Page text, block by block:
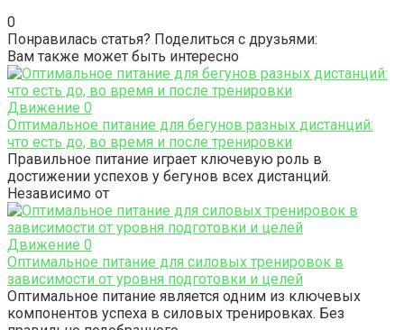
0
Понравилась статья? Поделиться с друзьями:
Вам также может быть интересно
Движение 0
Оптимальное питание для бегунов разных дистанций:
что есть до, во время и после тренировки
Правильное питание играет ключевую роль в
достижении успехов у бегунов всех дистанций.
Независимо от
Движение 0
Оптимальное питание для силовых тренировок в
зависимости от уровня подготовки и целей
Оптимальное питание является одним из ключевых
компонентов успеха в силовых тренировках. Без